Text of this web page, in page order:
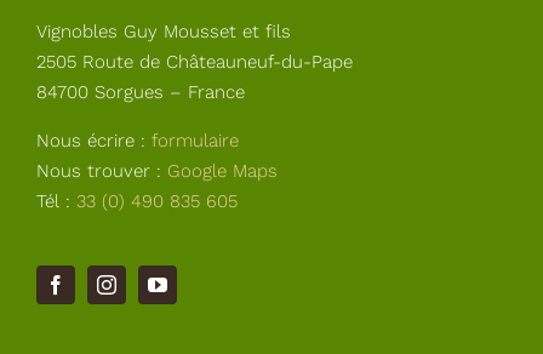
Vignobles Guy Mousset et fils
2505 Route de Châteauneuf-du-Pape
84700 Sorgues – France
Nous écrire : formulaire
Nous trouver : Google Maps
Tél : 33 (0) 490 835 605